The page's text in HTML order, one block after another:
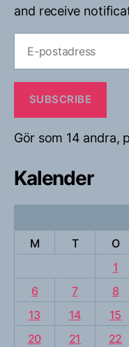
and receive
postadress
SUBSCRIBE
Gör som 14 andra,
Kalender
M
T O
1
6
7 8
13
14 15
20
21 22